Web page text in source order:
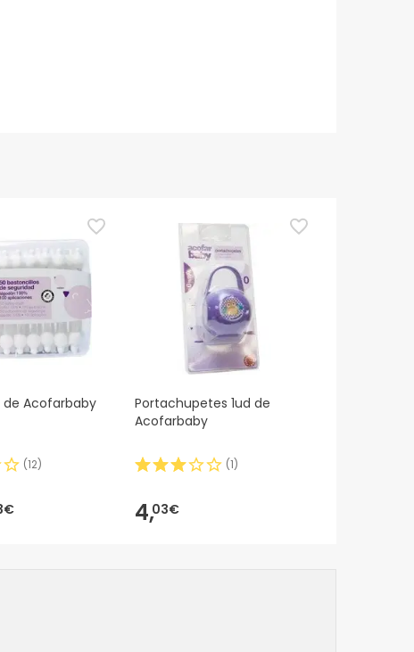
de Acofarbaby
(12)
Portachupetes 1ud de
Acofarbaby
(1)
4,03€